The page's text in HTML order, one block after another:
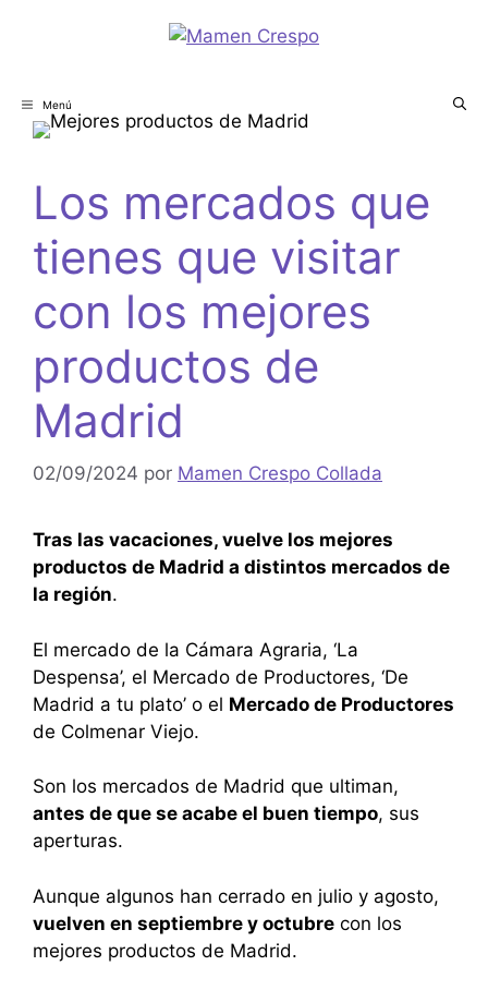
Menú
Los mercados que
tienes que visitar
con los mejores
productos de
Madrid
02/09/2024 por Mamen Crespo Collada
Tras las vacaciones, vuelve los mejores
productos de Madrid a distintos mercados de
la región.
El mercado de la Cámara Agraria, ‘La
Despensa’, el Mercado de Productores, ‘De
Madrid a tu plato’ o el Mercado de Productores
de Colmenar Viejo.
Son los mercados de Madrid que ultiman,
antes de que se acabe el buen tiempo, sus
aperturas.
Aunque algunos han cerrado en julio y agosto,
vuelven en septiembre y octubre con los
mejores productos de Madrid.